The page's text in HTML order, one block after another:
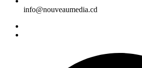
info@nouveaumedia.cd